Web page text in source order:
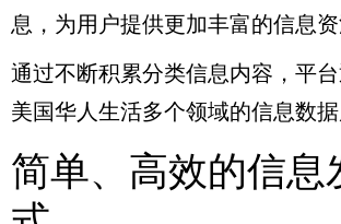
息，为用户提供更加丰富的信息资
通过不断积累分类信息内容，平
美国华人生活多个领域的信息数据
简单、高效的信息